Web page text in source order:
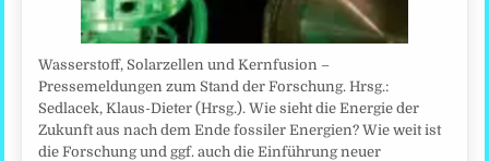
Wasserstoff, Solarzellen und Kernfusion –
Pressemeldungen zum Stand der Forschung. Hrsg.:
Sedlacek, Klaus-Dieter (Hrsg.). Wie sieht die Energie der
Zukunft aus nach dem Ende fossiler Energien? Wie weit ist
die Forschung und ggf. auch die Einführung neuer